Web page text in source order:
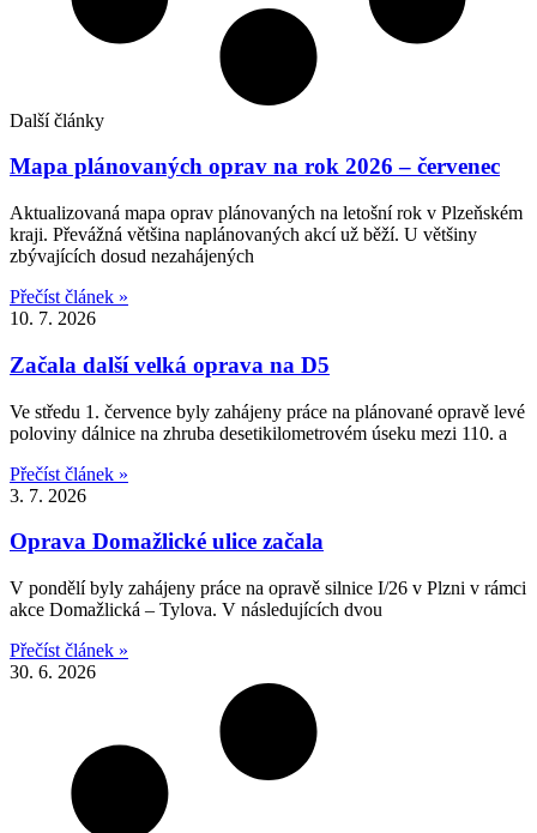
Další články
Mapa plánovaných oprav na rok 2026 – červenec
Aktualizovaná mapa oprav plánovaných na letošní rok v Plzeňském
kraji. Převážná většina naplánovaných akcí už běží. U většiny
zbývajících dosud nezahájených
Přečíst článek »
10. 7. 2026
Začala další velká oprava na D5
Ve středu 1. července byly zahájeny práce na plánované opravě levé
poloviny dálnice na zhruba desetikilometrovém úseku mezi 110. a
Přečíst článek »
3. 7. 2026
Oprava Domažlické ulice začala
V pondělí byly zahájeny práce na opravě silnice I/26 v Plzni v rámci
akce Domažlická – Tylova. V následujících dvou
Přečíst článek »
30. 6. 2026